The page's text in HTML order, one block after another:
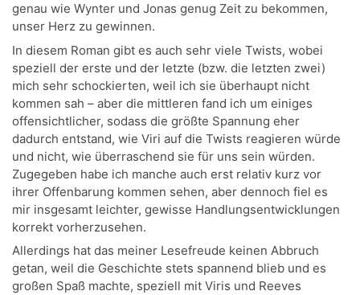
genau wie Wynter und Jonas genug Zeit zu bekommen,
unser Herz zu gewinnen.
In diesem Roman gibt es auch sehr viele Twists, wobei
speziell der erste und der letzte (bzw. die letzten zwei)
mich sehr schockierten, weil ich sie überhaupt nicht
kommen sah – aber die mittleren fand ich um einiges
offensichtlicher, sodass die größte Spannung eher
dadurch entstand, wie Viri auf die Twists reagieren würde
und nicht, wie überraschend sie für uns sein würden.
Zugegeben habe ich manche auch erst relativ kurz vor
ihrer Offenbarung kommen sehen, aber dennoch fiel es
mir insgesamt leichter, gewisse Handlungsentwicklungen
korrekt vorherzusehen.
Allerdings hat das meiner Lesefreude keinen Abbruch
getan, weil die Geschichte stets spannend blieb und es
großen Spaß machte, speziell mit Viris und Reeves